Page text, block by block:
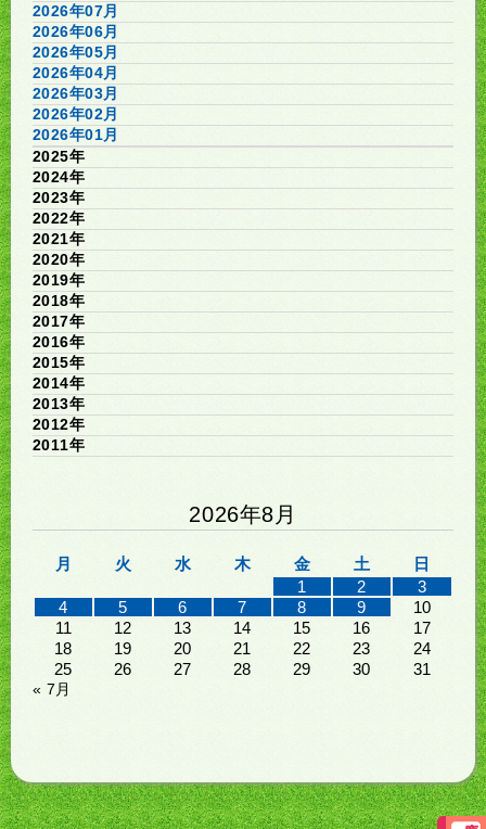
2026年07月
2026年06月
2026年05月
2026年04月
2026年03月
2026年02月
2026年01月
2025年
2024年
2023年
2022年
2021年
2020年
2019年
2018年
2017年
2016年
2015年
2014年
2013年
2012年
2011年
2026年8月
月 火 水 木 金 土
日
1
2
3
4
5 6 7 8 9
10
11
12 13 14 15 16
17
18
19 20 21 22 23
24
25
26 27 28 29 30 31
« 7月